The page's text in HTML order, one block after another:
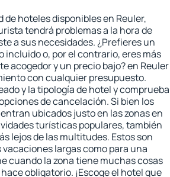
de hoteles disponibles en Reuler,
tendrá problemas a la hora de
a sus necesidades. ¿Prefieres un
incluido o, por el contrario, eres más
acogedor y un precio bajo? en Reuler
con cualquier presupuesto.
y la tipología de hotel y comprueba
de cancelación. Si bien los
ubicados justo en las zonas en
turísticas populares, también
lejos de las multitudes. Estos son
largas como para una
cuando la zona tiene muchas cosas
obligatorio. ¡Escoge el hotel que